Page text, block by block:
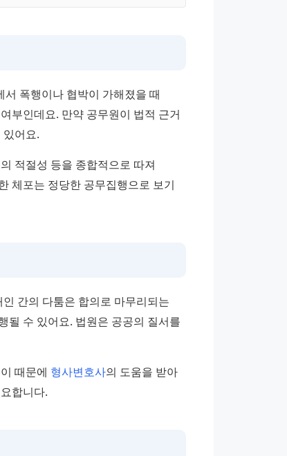
폭행이나 협박이 가해졌을 때
부인데요. 만약 공무원이 법적 근거
어요.
적절성 등을 종합적으로 따져
체포는 정당한 공무집행으로 보기
간의 다툼은 합의로 마무리되는
될 수 있어요. 법원은 공공의 질서를
때문에 형사변호사의 도움을 받아
합니다.